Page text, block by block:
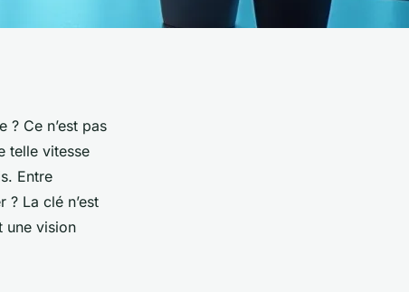
? Ce n’est pas
telle vitesse
Entre
La clé n’est
une vision